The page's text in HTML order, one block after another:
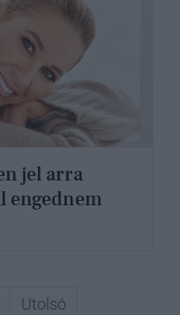
jel arra
engednem
UtolsóUtolsó